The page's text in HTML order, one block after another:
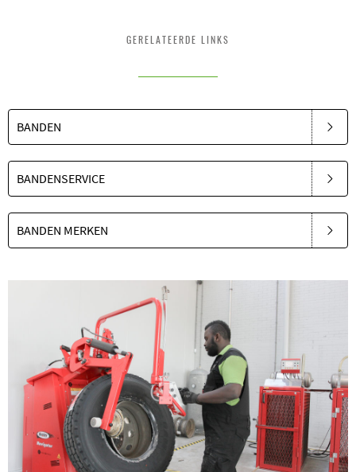
GERELATEERDE LINKS
BANDEN
BANDENSERVICE
BANDEN MERKEN